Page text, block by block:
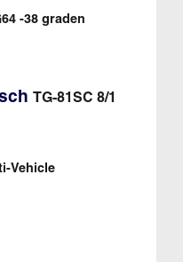
-38 graden
TG-81SC 8/1
Vehicle